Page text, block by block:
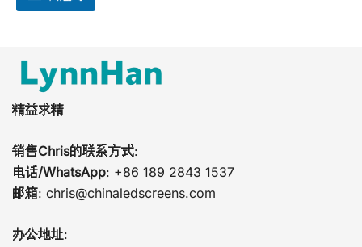
精益求精
销售Chris的联系方式:
电话/WhatsApp: +86 189 2843 1537
邮箱: chris@chinaledscreens.com
办公地址: